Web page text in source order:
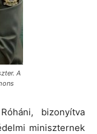
A
bizonyítva
miniszternek